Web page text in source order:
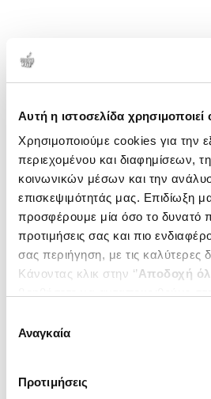
Αυτή η ιστοσελίδα χρησιμοποιεί
Χρησιμοποιούμε cookies για την
περιεχομένου και διαφημίσεων,
κοινωνικών μέσων και την
επισκεψιμότητάς μας. Επιδίωξη
προσφέρουμε μία όσο το δυνατό
προτιμήσεις σας και πιο
σας περιήγηση, με τις καλύτερες
Κάνοντας κλικ στην ‘’Αποδοχή
ενδιαφέρουν και να επιλέξετε
΄΄και να
συγκατάθεσης
Αναγκαία
Προτιμήσεις